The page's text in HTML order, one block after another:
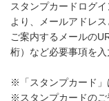
スタンプカードログ
より、メールアドレ
ご案内するメールの
桁）など必要事項を入
※「スタンプカード」
※スタンプカードのご